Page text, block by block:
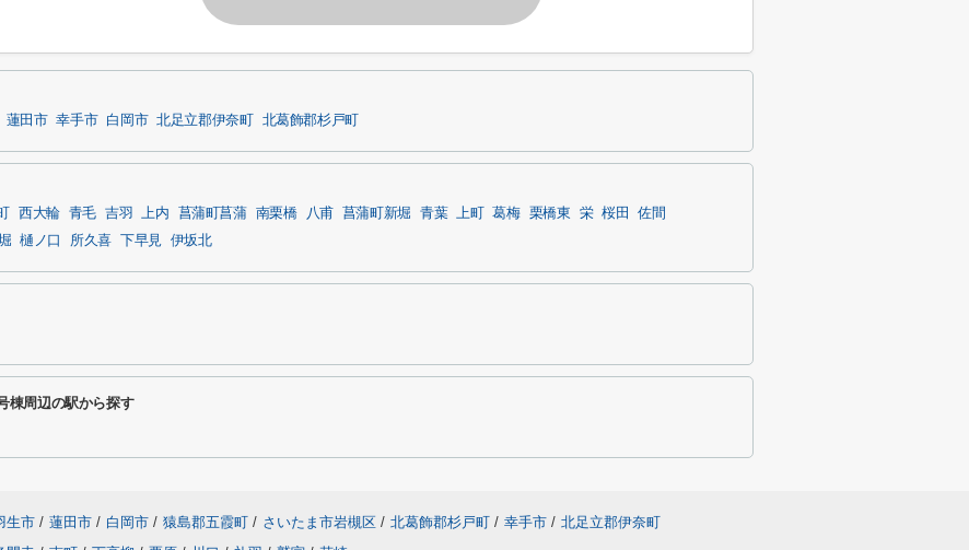
蓮田市 幸手市 白岡市 北足立郡伊奈町 北葛飾郡杉戸町
西大輪 青毛 吉羽 上内 菖蒲町菖蒲 南栗橋 八甫 菖蒲町新堀 青葉 上町 葛梅 栗橋東 栄 桜田
佐間
樋ノ口 所久喜 下早見 伊坂北
棟周辺の駅から探す
生市 / 蓮田市 / 白岡市 / 猿島郡五霞町 / さいたま市岩槻区 / 北葛飾郡杉戸町 / 幸手市 / 北足立郡伊奈町